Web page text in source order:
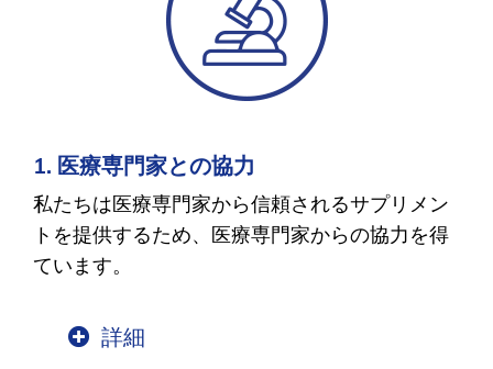
1. 医療専門家との協力
私たちは医療専門家から信頼されるサプリメン
トを提供するため、医療専門家からの協力を得
ています。
詳細